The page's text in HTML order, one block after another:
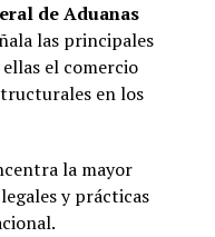
de Aduanas
las principales
el comercio
en los
la mayor
y prácticas